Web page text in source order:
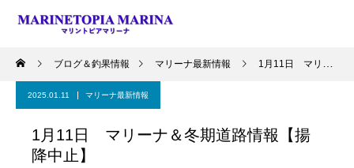
ブログ＆釣果情報 マリーナ最新情報 1月11日 マリーナ＆冬期道路情報【揚降中止】
2025.01.11 マリーナ最新情報
1月11日 マリーナ＆冬期道路情報【揚
降中止】